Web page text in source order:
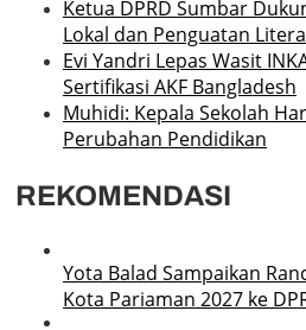
Ketua DPRD Sumbar
Lokal dan Penguatan
Evi Yandri Lepas Wasit
Sertifikasi AKF Bangladesh
Muhidi: Kepala Sekolah
Perubahan Pendidikan
REKOMENDASI
Yota Balad Sampaikan
Kota Pariaman 2027 ke